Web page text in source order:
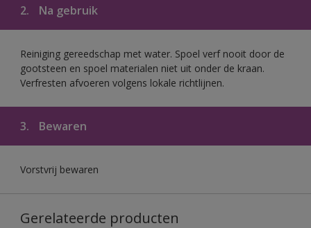
2. Na gebruik
Reiniging gereedschap met water. Spoel verf nooit door de
gootsteen en spoel materialen niet uit onder de kraan.
Verfresten afvoeren volgens lokale richtlijnen.
3. Bewaren
Vorstvrij bewaren
Gerelateerde producten